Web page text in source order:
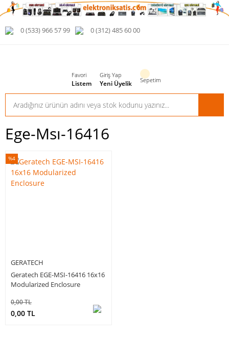
0 (533) 966 57 99 0 (312) 485 60 00
Favori
Listem
Giriş Yap
Yeni Üyelik Sepetim
Ege-Msı-16416
GERATECH
Geratech EGE-MSI-16416 16x16
Modularized Enclosure
%4
0,00 TL
0,00 TL